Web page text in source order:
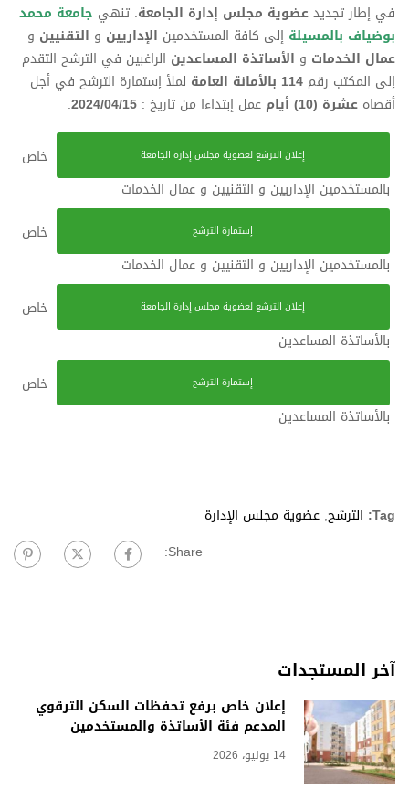
في إطار تجديدعضوية مجلس إدارة الجامعة. تنهي جامعة محمد
بوضياف بالمسيلة إلى كافة المستخدمين الإداريين و التقنيين و
عمال الخدمات و الأساتذة المساعدين الراغبين في الترشح التقدم
إلى المكتب رقم 114 بالأمانة العامة لملأ إستمارة الترشح في أجل
أقصاه عشرة (10) أيام عمل إبتداءا من تاريخ : 2024/04/15
.
إعلان الترشع لعضوية مجلس إدارة الجامعة
خاص
بالمستخدمين الإداريين و التقنيين و عمال الخدمات
إستمارة الترشح
خاص
بالمستخدمين الإداريين و التقنيين و عمال الخدمات
إعلان الترشع لعضوية مجلس إدارة الجامعة
خاص
بالأساتذة المساعدين
إستمارة الترشح
خاص
بالأساتذة المساعدين
Tag: الترشح, عضوية مجلس الإدارة
Share:
آخر المستجدات
إعلان خاص برفع تحفظات السكن الترقوي
المدعم فئة الأساتذة والمستخدمين
14 يوليو، 2026